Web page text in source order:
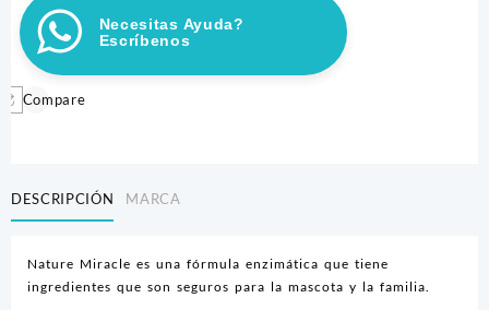
Marcas
Gato
Spray
24OZ
Nature
Necesitas Ayuda?
Escríbenos
Compare
DESCRIPCIÓN MARCA
Nature Miracle es una fórmula enzimática que tiene
ingredientes que son seguros para la mascota y la familia.